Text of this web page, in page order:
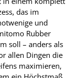
das im
und
Rubber
soll – anders als
allen Dingen die
maximieren,